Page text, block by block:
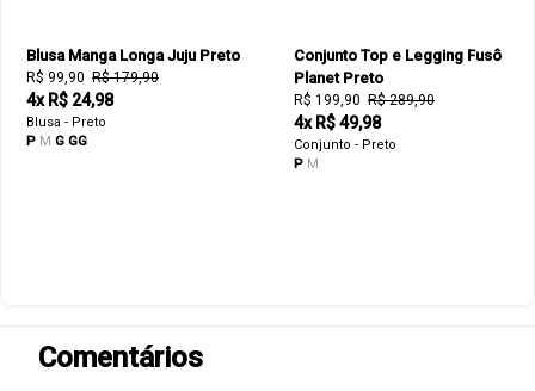
Blusa Manga Longa Juju Preto
R$ 99,90 R$ 179,90
4x R$ 24,98
Blusa - Preto
P M G GG
Conjunto Top e Legging Fusô
Planet Preto
R$ 199,90 R$ 289,90
4x R$ 49,98
Conjunto - Preto
P M
Comentários